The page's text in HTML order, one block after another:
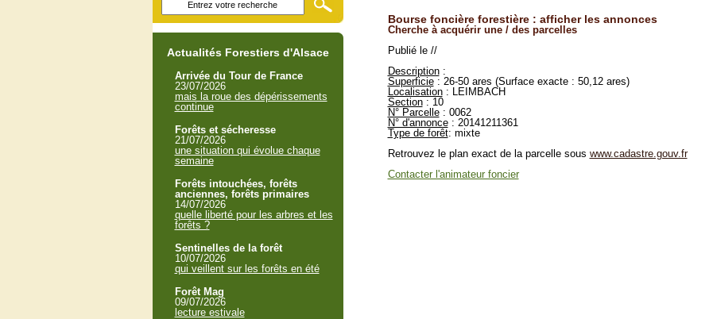
Bourse foncière forestière : afficher les annonces
Cherche à acquérir une / des parcelles
Publié le //
Description:
Superficie: 26-50 ares (Surface exacte : 50,12 ares)
Localisation: LEIMBACH
Section: 10
N° Parcelle: 0062
N° d'annonce: 20141211361
Type de forêt: mixte
Retrouvez le plan exact de la parcelle sous www.cadastre.gouv.fr
Contacter l'animateur foncier
Actualités Forestiers d'Alsace
Arrivée du Tour de France
23/07/2026
mais la roue des dépérissements
continue
Forêts et sécheresse
21/07/2026
une situation qui évolue chaque
semaine
Forêts intouchées, forêts
anciennes, forêts primaires
14/07/2026
quelle liberté pour les arbres et les
forêts ?
Sentinelles de la forêt
10/07/2026
qui veillent sur les forêts en été
Forêt Mag
09/07/2026
lecture estivale